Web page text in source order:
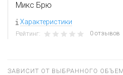
Микс Брю
Характеристики
Рейтинг: 0 отзывов
ЗАВИСИТ ОТ ВЫБРАННОГО